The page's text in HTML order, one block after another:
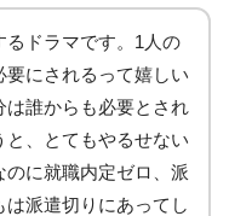
るドラマです。1人の
要にされるって嬉しい
は誰からも必要とされ
、とてもやるせない
のに就職内定ゼロ、派
派遣切りにあってし